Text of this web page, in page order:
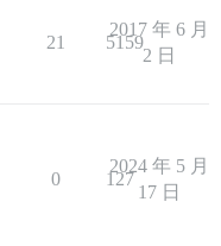
21 5159
2017 年 6 月
2 日
0 127
2024 年 5 月
17 日